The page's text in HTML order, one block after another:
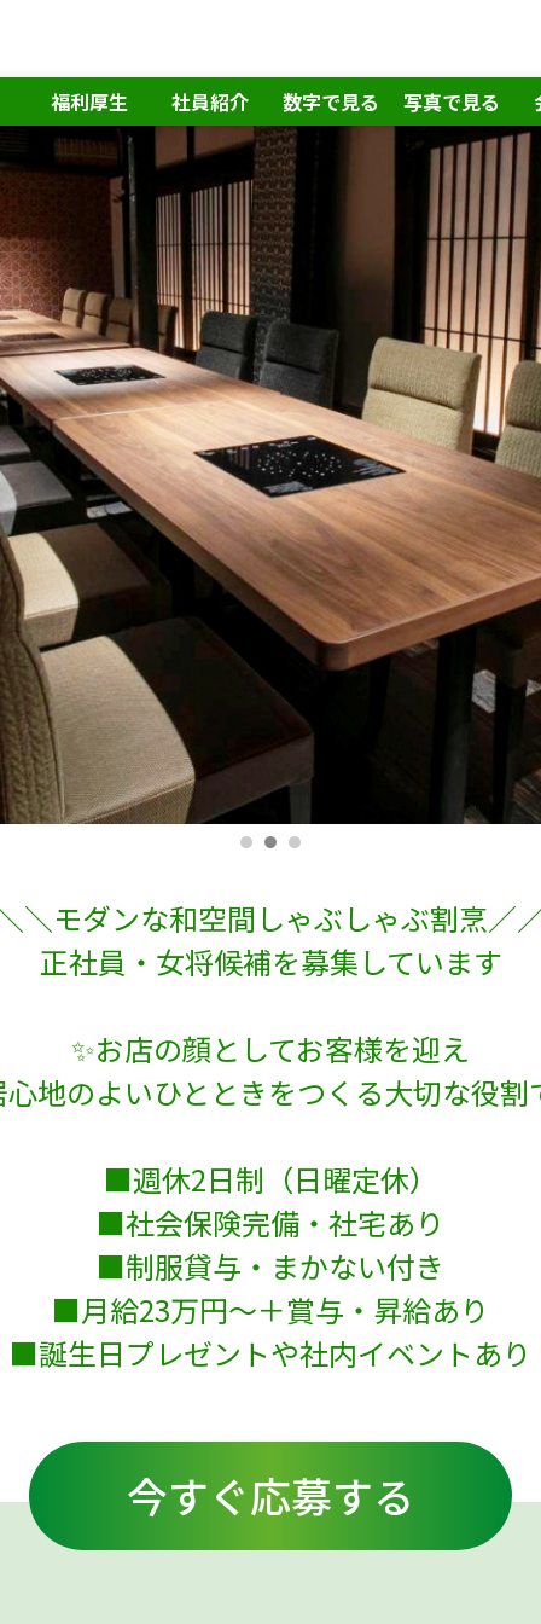
福利厚生 社員紹介 数字で見る 写真で見る
＼モダンな和空間しゃぶしゃぶ割烹／
正社員・女将候補を募集しています
✨お店の顔としてお客様を迎え
心地のよいひとときをつくる大切な役割
■週休2日制（日曜定休）
■社会保険完備・社宅あり
■制服貸与・まかない付き
■月給23万円～＋賞与・昇給あり
■誕生日プレゼントや社内イベントあり
今すぐ応募する